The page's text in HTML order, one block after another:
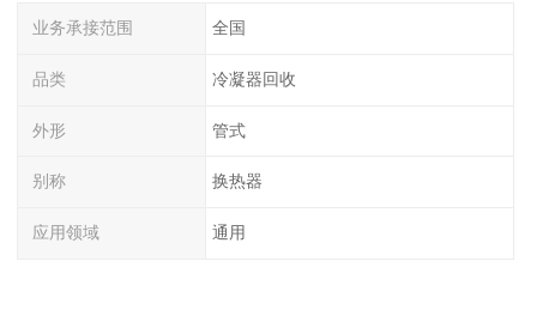
业务承接范围 全国
品类 冷凝器回收
外形 管式
别称 换热器
应用领域 通用